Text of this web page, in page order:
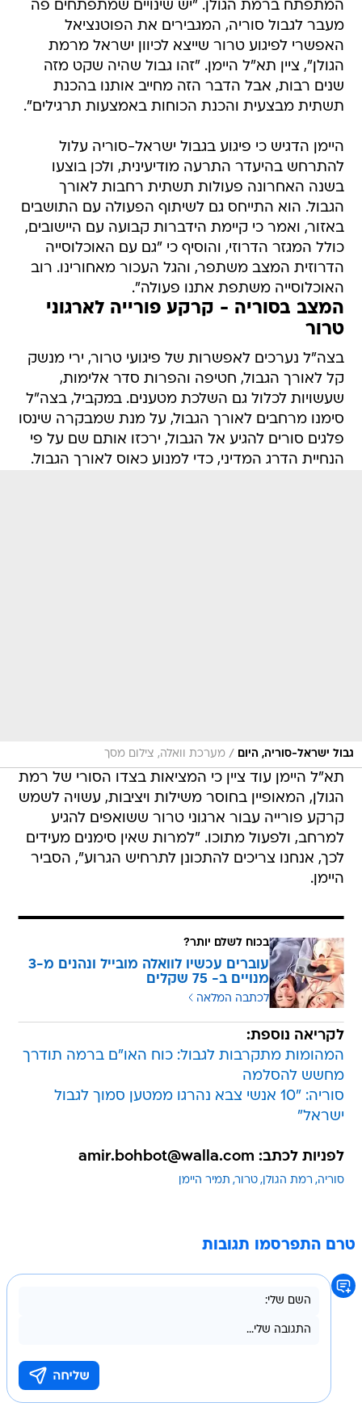
המתפתח ברמת הגולן. "יש שינויים שמתפתחים פה
מעבר לגבול סוריה, המגבירים את הפוטנציאל
האפשרי לפיגוע טרור שייצא לכיוון ישראל מרמת
הגולן", ציין תא"ל היימן. "זהו גבול שהיה שקט מזה
שנים רבות, אבל הדבר הזה מחייב אותנו בהכנת
תשתית מבצעית והכנת הכוחות באמצעות תרגילים".
היימן הדגיש כי פיגוע בגבול ישראל-סוריה עלול
להתרחש בהיעדר התרעה מודיעינית, ולכן בוצעו
בשנה האחרונה פעולות תשתית רחבות לאורך
הגבול. הוא התייחס גם לשיתוף הפעולה עם התושבים
באזור, ואמר כי קיימת הידברות קבועה עם היישובים,
כולל המגזר הדרוזי, והוסיף כי "גם עם האוכלוסייה
הדרוזית המצב משתפר, והגל העכור מאחורינו. רוב
האוכלוסייה משתפת אתנו פעולה".
המצב בסוריה - קרקע פורייה לארגוני
טרור
בצה"ל נערכים לאפשרות של פיגועי טרור, ירי מנשק
קל לאורך הגבול, חטיפה והפרות סדר אלימות,
שעשויות לכלול גם השלכת מטענים. במקביל, בצה"ל
סימנו מרחבים לאורך הגבול, על מנת שמבקרה שינסו
פלגים סורים להגיע אל הגבול, ירכזו אותם שם על פי
הנחיית הדרג המדיני, כדי למנוע כאוס לאורך הגבול.
גבול ישראל-סוריה, היום / מערכת וואלה, צילום מסך
תא"ל היימן עוד ציין כי המציאות בצדו הסורי של רמת
הגולן, המאופיין בחוסר משילות ויציבות, עשויה לשמש
קרקע פורייה עבור ארגוני טרור ששואפים להגיע
למרחב, ולפעול מתוכו. "למרות שאין סימנים מעידים
לכך, אנחנו צריכים להתכונן לתרחיש הגרוע", הסביר
היימן.
בכוח לשלם יותר?
עוברים עכשיו לוואלה מובייל ונהנים מ-3
מנויים ב- 75 שקלים
לכתבה המלאה
לקריאה נוספת:
המהומות מתקרבות לגבול: כוח האו"ם ברמה תודרך
מחשש להסלמה
סוריה: "10 אנשי צבא נהרגו ממטען סמוך לגבול
ישראל"
לפניות לכתב: amir.bohbot@walla.com
סוריה רמת הגולן טרור תמיר היימן
טרם התפרסמו תגובות